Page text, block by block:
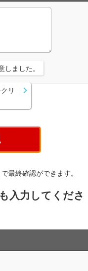
しました。
リ
最終確認ができます。
入力してくださ